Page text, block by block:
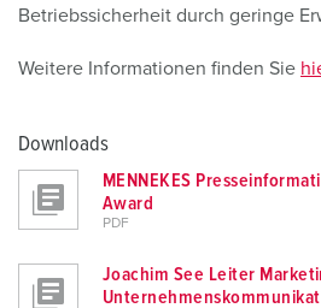
Betriebssicherheit durch geringe
Weitere Informationen finden Sie
Downloads
MENNEKES
Award
PDF
Joachim See Leiter